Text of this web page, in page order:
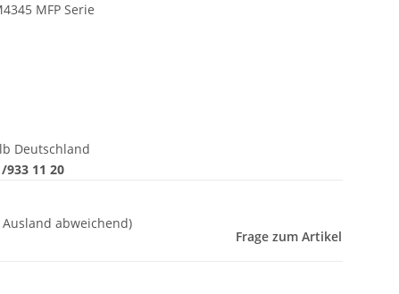
MFP Serie
Deutschland
933 11 20
Ausland abweichend)
Frage zum Artikel